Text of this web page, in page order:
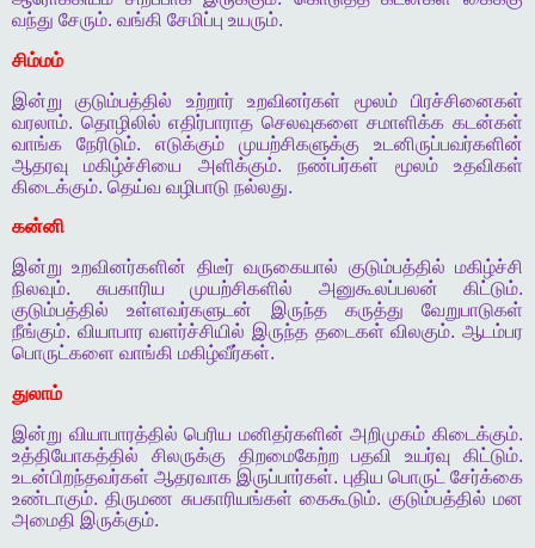
வந்து சேரும். வங்கி சேமிப்பு உயரும்.
சிம்மம்
இன்று
குடும்பத்தில் உற்றார் உறவினர்கள் மூலம்
பிரச்சினைகள்
வரலாம். தொழிலில் எதிர்பாராத செலவுகளை சமாளிக்க கடன்கள்
வாங்க
நேரிடும். எடுக்கும் முயற்சிகளுக்கு
உடனிருப்பவர்களின்
ஆதரவு
மகிழ்ச்சியை அளிக்கும்.நண்பர்கள் மூலம்
உதவிகள்
கிடைக்கும். தெய்வ வழிபாடு நல்லது.
கன்னி
இன்று உறவினர்களின் திடீர் வருகையால் குடும்பத்தில் மகிழ்ச்சி
நிலவும். சுபகாரிய முயற்சிகளில் அனுகூலப்பலன் கிட்டும்.
குடும்பத்தில்
உள்ளவர்களுடன் இருந்த கருத்து
வேறுபாடுகள்
நீங்கும். வியாபார வளர்ச்சியில் இருந்த தடைகள் விலகும்.ஆடம்பர
பொருட்களை வாங்கி மகிழ்வீர்கள்.
துலாம்
இன்று வியாபாரத்தில் பெரிய மனிதர்களின் அறிமுகம் கிடைக்கும்.
உத்தியோகத்தில்
சிலருக்கு திறமைகேற்ற பதவி உயர்வு கிட்டும்.
உடன்பிறந்தவர்கள் ஆதரவாக இருப்பார்கள். புதிய பொருட் சேர்க்கை
உண்டாகும்.திருமண சுபகாரியங்கள் கைகூடும். குடும்பத்தில் மன
அமைதி இருக்கும்.